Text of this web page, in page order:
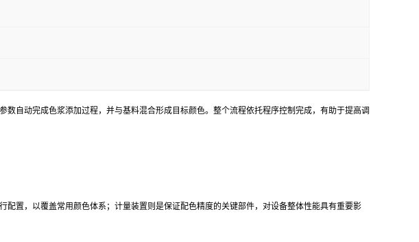
自动完成色浆添加过程，并与基料混合形成目标颜色。整个流程依托程序控制完成，有助于提高调
置，以覆盖常用颜色体系；计量装置则是保证配色精度的关键部件，对设备整体性能具有重要影